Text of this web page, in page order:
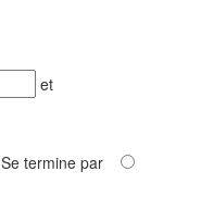
et
Se termine par